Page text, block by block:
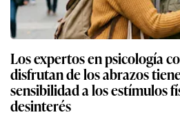
Los expertos en psicología
disfrutan de los abrazos
sensibilidad a los estímulos
desinterés